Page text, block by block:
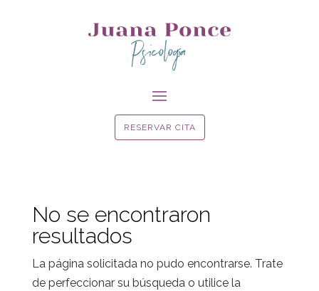
Psicología
RESERVAR CITA
No se encontraron
resultados
La página solicitada no pudo encontrarse. Trate
de perfeccionar su búsqueda o utilice la